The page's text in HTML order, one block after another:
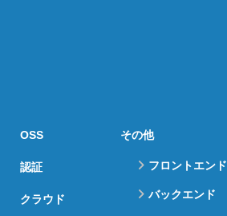
OSS
認証
クラウド
その他
フロントエンド
バックエンド